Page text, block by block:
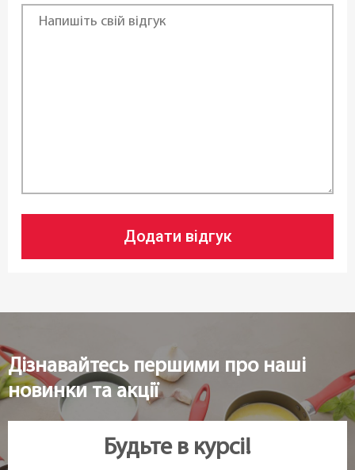
Додати відгук
Дізнавайтесь першими про наші
новинки та акції
Будьте в курсі!